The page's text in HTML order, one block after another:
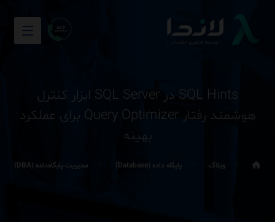
SQL Hints در SQL Server ابزار کنترل
هوشمند رفتار Query Optimizer برای عملکرد
بهینه
وبلاگ پایگاه داده (Database) مدیریت پایگاه‌داده (DBA)